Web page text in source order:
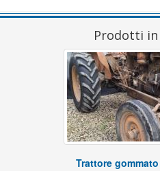
Prodotti in
Trattore gommato